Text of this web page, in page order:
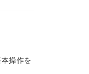
操作を